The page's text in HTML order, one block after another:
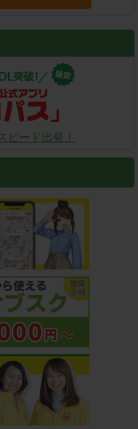
ピード出発！